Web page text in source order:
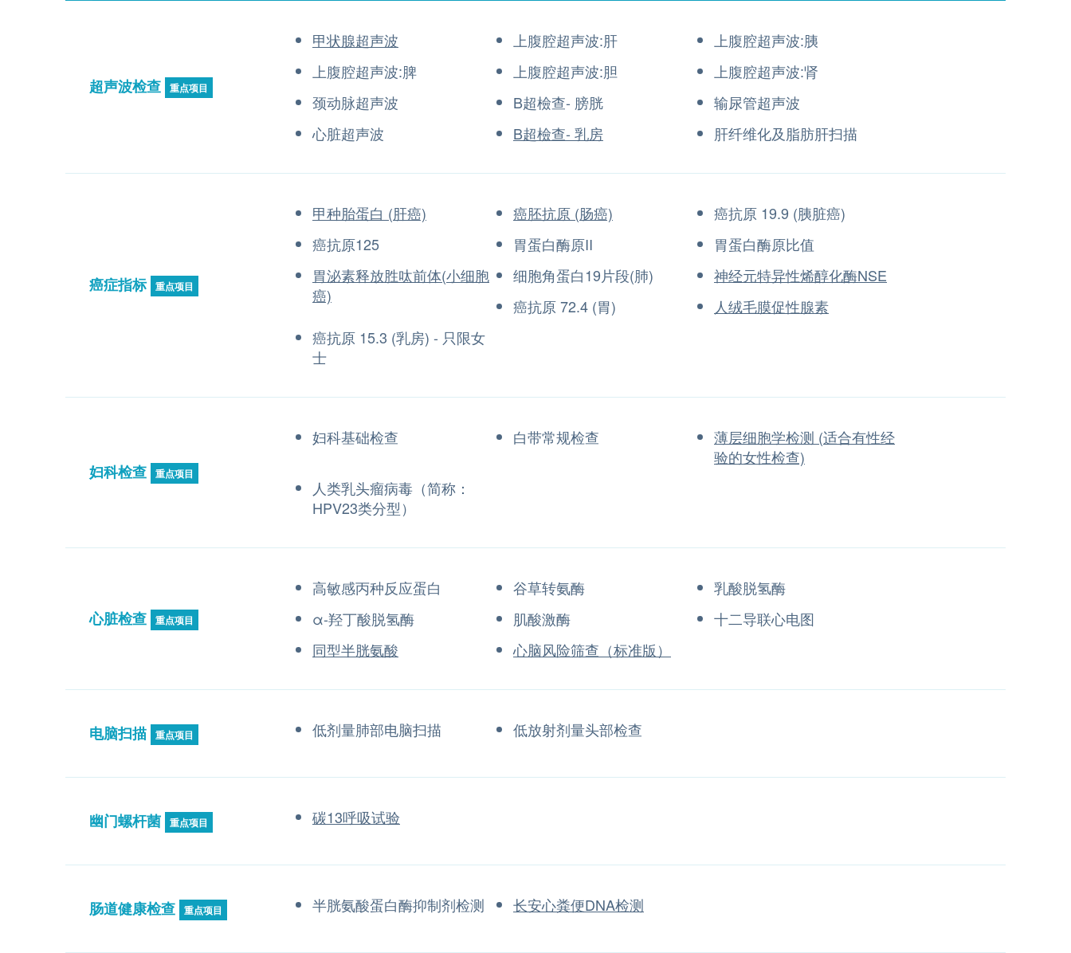
超声波检查 重点项目
甲状腺超声波 上腹腔超声波:肝
上腹腔超声波:胰
上腹腔超声波:脾
上腹腔超声波:胆
上腹腔超声波:肾
颈动脉超声波
B超檢查- 膀胱
输尿管超声波
心脏超声波
B超檢查- 乳房 肝纤维化及脂肪肝扫描
癌症指标 重点项目
甲种胎蛋白 (肝癌) 癌胚抗原 (肠癌)
癌抗原 19.9 (胰脏癌)
癌抗原125
胃蛋白酶原II
胃蛋白酶原比值
胃泌素释放胜呔前体(小细胞
癌)
细胞角蛋白19片段(肺)
神经元特异性烯醇化酶NSE
癌抗原 72.4 (胃)
人绒毛膜促性腺素
癌抗原 15.3 (乳房) - 只限女
士
妇科检查 重点项目
妇科基础检查 白带常规检查
薄层细胞学检测 (适合有性经
验的女性检查)
人类乳头瘤病毒（简称：
HPV23类分型）
心脏检查 重点项目
高敏感丙种反应蛋白 谷草转氨酶
乳酸脱氢酶
α-羟丁酸脱氢酶
肌酸激酶
十二导联心电图
同型半胱氨酸
心脑风险筛查（标准版）
电脑扫描 重点项目 低剂量肺部电脑扫描 低放射剂量头部检查
幽门螺杆菌 重点项目 碳13呼吸试验
肠道健康检查 重点项目 半胱氨酸蛋白酶抑制剂检测 长安心粪便DNA检测